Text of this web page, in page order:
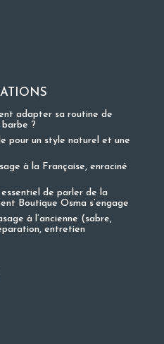
adapter sa routine de
?
pour un style naturel et une
à la Française, enraciné
de parler de la
Boutique Osma s’engage
à l’ancienne (sabre,
entretien